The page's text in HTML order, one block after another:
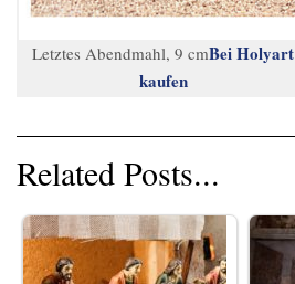
Letztes Abendmahl, 9 cmBei Holyart
kaufen
Related Posts...